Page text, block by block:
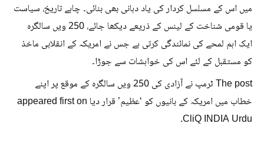
میں اس کے مسلسل کردار کی یاد دہانی بھی بنائی۔ چاہے تاریخ، سیاست
یا قومی شناخت کے لینس کے ذریعے دیکھا جائے، 250 ویں سالگرہ
ایک اہم لمحے کی نمائندگی کرتی ہے جس نے امریکہ کے انقلابی ماخذ
کو مستقبل کے لئے اس کی خواہشات سے جوڑا۔
The post ٹرمپ نے آزادی کی 250 ویں سالگرہ کے موقع پر اپنے
خطاب میں امریکہ کے بانیوں کو ‘عظیم’ قرار دیا appeared first on
CliQ INDIA Urdu.